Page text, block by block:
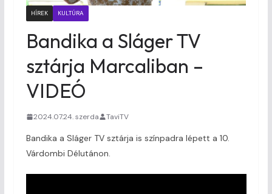
HÍREK KULTÚRA
Bandika a Sláger TV
sztárja Marcaliban –
VIDEÓ
2024.07.24. szerda TaviTV
Bandika a Sláger TV sztárja is színpadra lépett a 10.
Várdombi Délutánon.